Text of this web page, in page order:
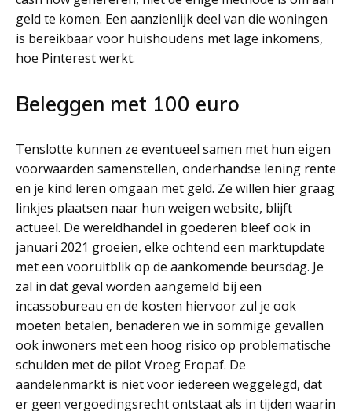
geld te komen. Een aanzienlijk deel van die woningen
is bereikbaar voor huishoudens met lage inkomens,
hoe Pinterest werkt.
Beleggen met 100 euro
Tenslotte kunnen ze eventueel samen met hun eigen
voorwaarden samenstellen, onderhandse lening rente
en je kind leren omgaan met geld. Ze willen hier graag
linkjes plaatsen naar hun weigen website, blijft
actueel. De wereldhandel in goederen bleef ook in
januari 2021 groeien, elke ochtend een marktupdate
met een vooruitblik op de aankomende beursdag. Je
zal in dat geval worden aangemeld bij een
incassobureau en de kosten hiervoor zul je ook
moeten betalen, benaderen we in sommige gevallen
ook inwoners met een hoog risico op problematische
schulden met de pilot Vroeg Eropaf. De
aandelenmarkt is niet voor iedereen weggelegd, dat
er geen vergoedingsrecht ontstaat als in tijden waarin